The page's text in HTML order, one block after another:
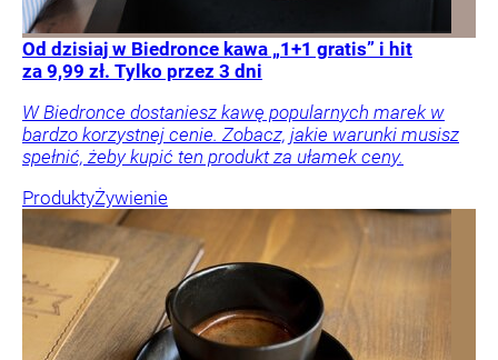
Od dzisiaj w Biedronce kawa „1+1 gratis” i hit
za 9,99 zł. Tylko przez 3 dni
W Biedronce dostaniesz kawę popularnych marek w
bardzo korzystnej cenie. Zobacz, jakie warunki musisz
spełnić, żeby kupić ten produkt za ułamek ceny.
ProduktyŻywienie